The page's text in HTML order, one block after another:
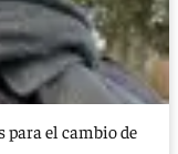
para el cambio de